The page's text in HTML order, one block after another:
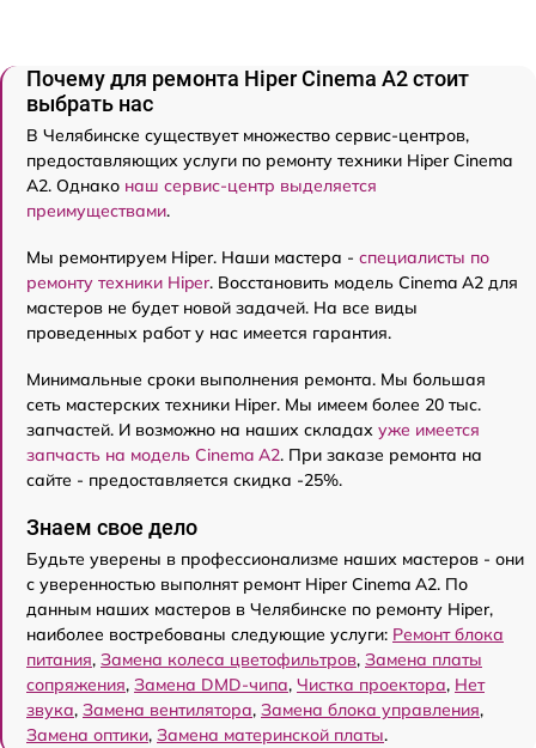
Почему для ремонта Hiper Cinema A2 стоит
выбрать нас
В Челябинске существует множество сервис-центров,
предоставляющих услуги по ремонту техники Hiper Cinema
A2. Однако наш сервис-центр выделяется
преимуществами.
Мы ремонтируем Hiper. Наши мастера - специалисты по
ремонту техники Hiper. Восстановить модель Cinema A2 для
мастеров не будет новой задачей. На все виды
проведенных работ у нас имеется гарантия.
Минимальные сроки выполнения ремонта. Мы большая
сеть мастерских техники Hiper. Мы имеем более 20 тыс.
запчастей. И возможно на наших складах уже имеется
запчасть на модель Cinema A2. При заказе ремонта на
сайте - предоставляется скидка -25%.
Знаем свое дело
Будьте уверены в профессионализме наших мастеров - они
с уверенностью выполнят ремонт Hiper Cinema A2. По
данным наших мастеров в Челябинске по ремонту Hiper,
наиболее востребованы следующие услуги: Ремонт блока
питания, Замена колеса цветофильтров, Замена платы
сопряжения, Замена DMD-чипа, Чистка проектора, Нет
звука, Замена вентилятора, Замена блока управления,
Замена оптики, Замена материнской платы.